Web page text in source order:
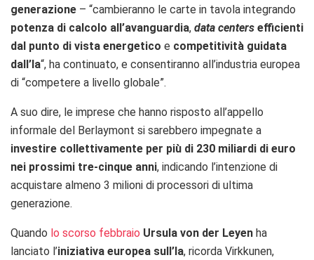
generazione – “cambieranno le carte in tavola integrando
potenza di calcolo all’avanguardia, data centers efficienti
dal punto di vista energetico e competitività guidata
dall’Ia“, ha continuato, e consentiranno all’industria europea
di “competere a livello globale”.
A suo dire, le imprese che hanno risposto all’appello
informale del Berlaymont si sarebbero impegnate a
investire collettivamente per più di 230 miliardi di euro
nei prossimi tre-cinque anni, indicando l’intenzione di
acquistare almeno 3 milioni di processori di ultima
generazione.
Quando lo scorso febbraio Ursula von der Leyen ha
lanciato l’iniziativa europea sull’Ia, ricorda Virkkunen,